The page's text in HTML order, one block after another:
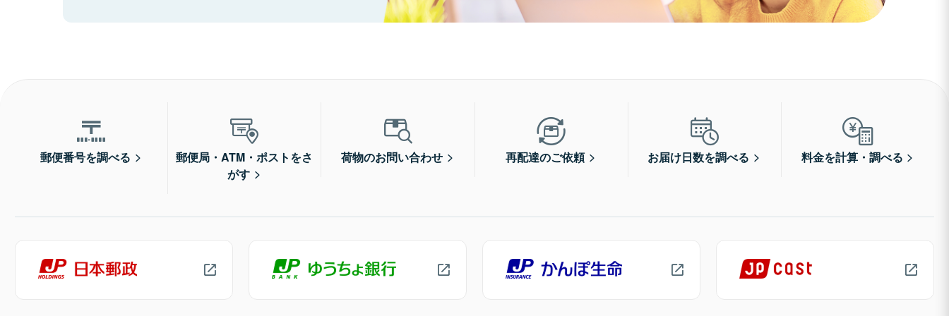
郵便番号を調べる
郵便局・ATM・ポストをさ
がす
荷物のお問い合わせ 再配達のご依頼 お届け日数を調べる 料金を計算・調べる